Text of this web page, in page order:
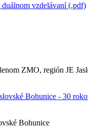
vzdelávaní (.pdf)
ZMO, región JE
Bohunice